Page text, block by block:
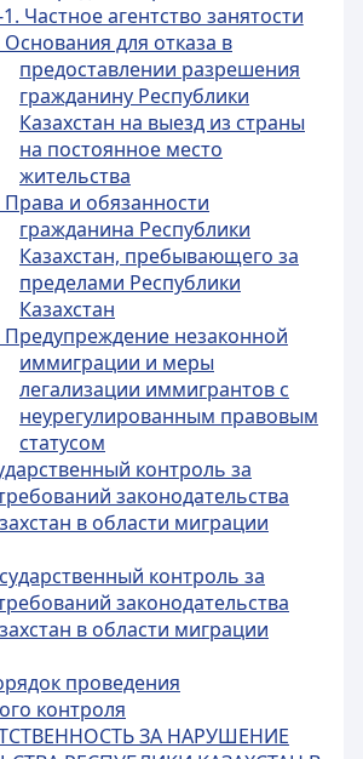
Частное агентство занятости
Основания для отказа в
предоставлении разрешения
гражданину Республики
Казахстан на выезд из страны
на постоянное место
жительства
Права и обязанности
гражданина Республики
Казахстан, пребывающего за
пределами Республики
Казахстан
Предупреждение незаконной
иммиграции и меры
легализации иммигрантов с
неурегулированным правовым
статусом
контроль за
законодательства
в области миграции
контроль за
законодательства
в области миграции
проведения
контроля
ЗА НАРУШЕНИЕ